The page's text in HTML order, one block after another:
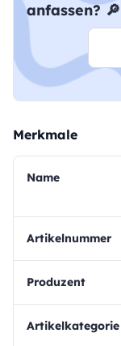
anfassen? 🔎
Merkmale
Name
Artikelnummer
Produzent
Artikelkategorie